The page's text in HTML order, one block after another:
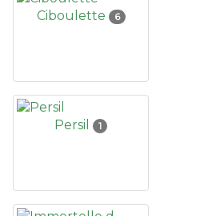
Ciboulette 6
Persil 1